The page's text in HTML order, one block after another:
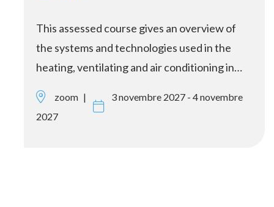
This assessed course gives an overview of
the systems and technologies used in the
heating, ventilating and air conditioning in…
zoom
3 novembre 2027 - 4 novembre
2027